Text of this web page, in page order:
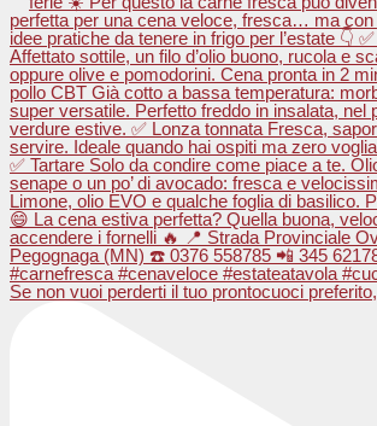
Se non vuoi perderti il tuo prontocuoci preferito,